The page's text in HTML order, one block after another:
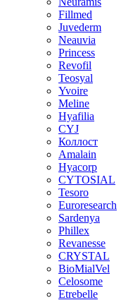
Fillmed
Juvederm
Neauvia
Princess
Revofil
Teosyal
Yvoire
Meline
Hyafilia
CYJ
Коллост
Amalain
Hyacorp
CYTOSIAL
Tesoro
Euroresearch
Sardenya
Phillex
Revanesse
CRYSTAL
BioMialVel
Celosome
Etrebelle